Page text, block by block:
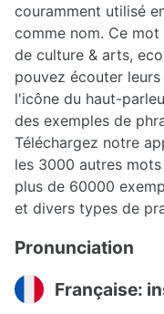
couramment utilisé
comme nom. Ce
de culture & arts,
pouvez écouter
l'icône du haut-
des exemples de
Téléchargez notre
les 3000 autres
plus de 60000
et divers types de
Pronunciation
Française: